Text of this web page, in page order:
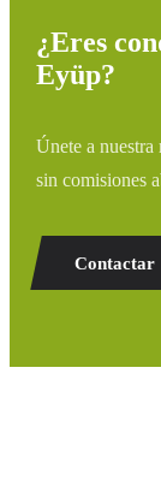
¿Eres
Eyüp?
Únete a nuestra
sin comisiones